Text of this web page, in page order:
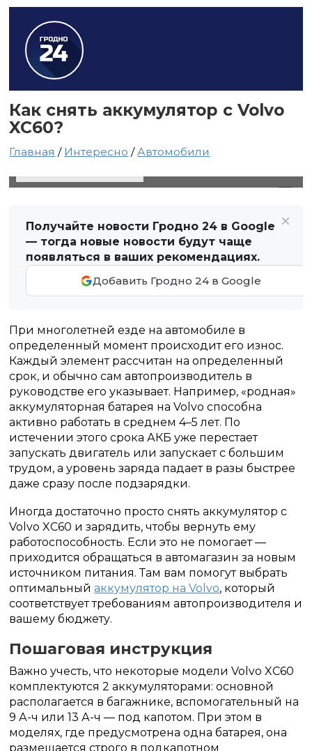
Как снять аккумулятор с Volvo
XC60?
Главная / Интересно /Автомобили
Получайте новости Гродно 24 в Google
— тогда новые новости будут чаще
появляться в ваших рекомендациях.
Добавить Гродно 24 в Google
При многолетней езде на автомобиле в
определенный момент происходит его износ.
Каждый элемент рассчитан на определенный
срок, и обычно сам автопроизводитель в
руководстве его указывает. Например, «родная»
аккумуляторная батарея на Volvo способна
активно работать в среднем 4–5 лет. По
истечении этого срока АКБ уже перестает
запускать двигатель или запускает с большим
трудом, а уровень заряда падает в разы быстрее
даже сразу после подзарядки.
Иногда достаточно просто снять аккумулятор с
Volvo XC60 и зарядить, чтобы вернуть ему
работоспособность. Если это не помогает —
приходится обращаться в автомагазин за новым
источником питания. Там вам помогут выбрать
оптимальныйаккумулятор на Volvo, который
соответствует требованиям автопроизводителя и
вашему бюджету.
Пошаговая инструкция
Важно учесть, что некоторые модели Volvo XC60
комплектуются 2 аккумуляторами: основной
располагается в багажнике, вспомогательный на
9 А-ч или 13 А-ч — под капотом. При этом в
моделях, где предусмотрена одна батарея, она
размещается строго в подкапотном